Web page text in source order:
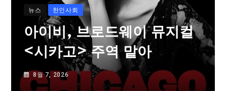
뉴스 한인사회
아이비, 브로드웨이 뮤지컬
<시카고> 주역 맡아
8월 7, 2026